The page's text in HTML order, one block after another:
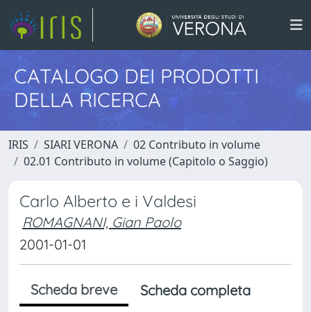
CATALOGO DEI PRODOTTI
DELLA RICERCA
IRIS SIARI VERONA
02 Contributo in volume
02.01 Contributo in volume (Capitolo o Saggio)
Carlo Alberto e i Valdesi
ROMAGNANI, Gian Paolo
2001-01-01
Scheda breve
Scheda completa